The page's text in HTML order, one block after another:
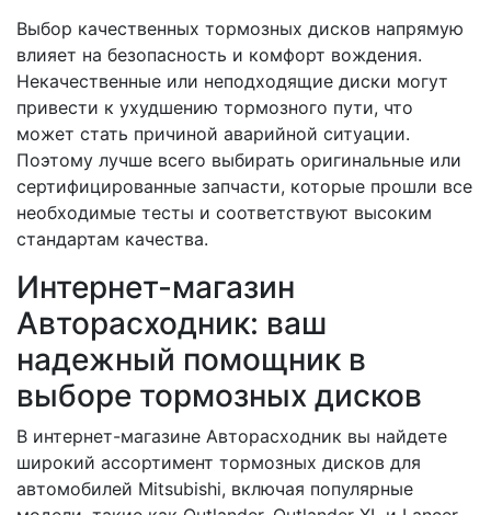
Выбор качественных тормозных дисков напрямую
влияет на безопасность и комфорт вождения.
Некачественные или неподходящие диски могут
привести к ухудшению тормозного пути, что
может стать причиной аварийной ситуации.
Поэтому лучше всего выбирать оригинальные или
сертифицированные запчасти, которые прошли все
необходимые тесты и соответствуют высоким
стандартам качества.
Интернет-магазин
Авторасходник: ваш
надежный помощник в
выборе тормозных дисков
В интернет-магазине Авторасходник вы найдете
широкий ассортимент тормозных дисков для
автомобилей Mitsubishi, включая популярные